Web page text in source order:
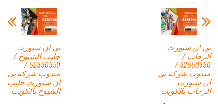
بي ان سبورت
جليب الشيوخ /
52550550 /
مندوب شركة بي
ان سبورت جليب
الشيوخ بالكويت
بي ان سبورت
الرحاب /
52550550 /
مندوب شركة بي
ان سبورت
الرحاب بالكويت